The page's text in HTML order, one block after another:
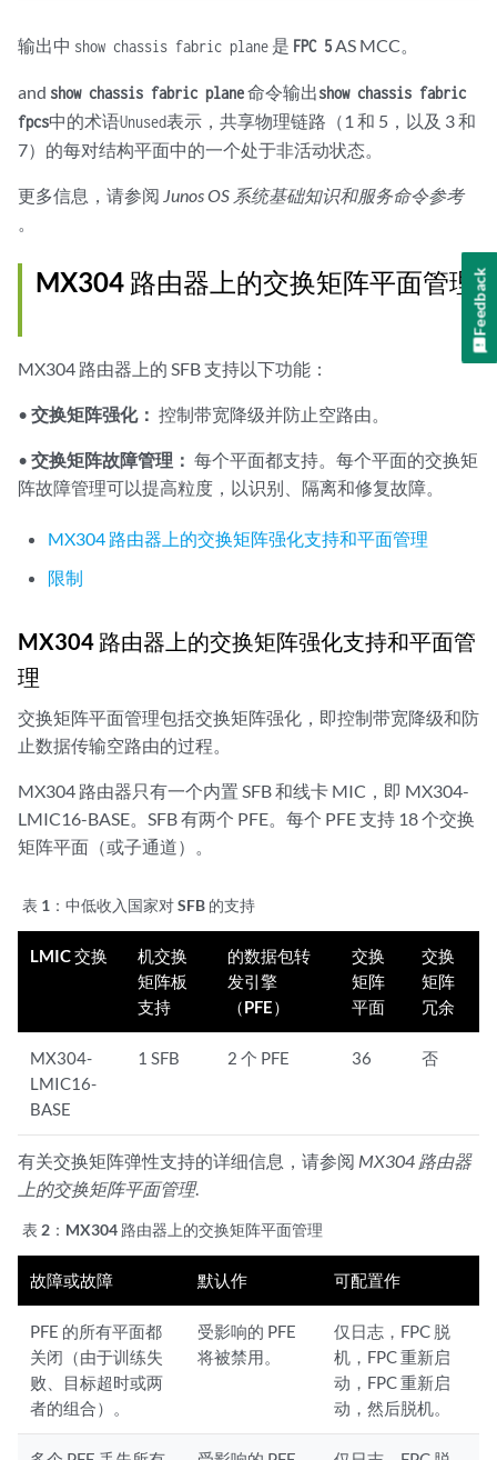
      Plane 5: Unused
          PFE 0 :Links ok
          PFE 0 :Links ok
          PFE 2 :Links ok
      FPC 5
          PFE 0 :Links ok
Plane 2
  Plane state: ACTIVE
      FPC 4
          PFE 0 :Links ok
Plane 3
  Plane state: ACTIVE
      FPC 2
          PFE 0 :Links ok
      FPC 4
          PFE 0 :Links ok
          PFE 2 :Links ok
      FPC 5
  Plane state: ACTIVE
      FPC 2
      FPC 4
          PFE 0 :Links ok
      FPC 5
          PFE 0 :Links ok
Plane 5
          PFE 0 :Links ok
          PFE 0 :Links ok
          PFE 2 :Links ok
Plane 6
  Plane state: ACTIVE
      FPC 2
          PFE 0 :Links ok
      FPC 4
          PFE 0 :Links ok
      FPC 5
          PFE 0 :Links ok
Plane 7
  Plane state: ACTIVE
      FPC 2
          PFE 0 :Links ok
      FPC 4
          PFE 0 :Links ok
          PFE 2 :Links ok
      FPC 5
输出中 show chassis fabric plane 是 FPC 5 AS MCC。
and show chassis fabric plane命令输出show chassis fabric
fpcs中的术语Unused表示，共享物理链路（1 和 5，以及 3 和
7）的每对结构平面中的一个处于非活动状态。
更多信息，请参阅 Junos OS 系统基础知识和服务命令参考
MX304 路由器上的交换矩阵平面管理
MX304 路由器上的 SFB 支持以下功能：
• 交换矩阵强化： 控制带宽降级并防止空路由。
• 交换矩阵故障管理： 每个平面都支持。每个平面的交换矩
阵故障管理可以提高粒度，以识别、隔离和修复故障。
MX304 路由器上的交换矩阵强化支持和平面管理
限制
MX304 路由器上的交换矩阵强化支持和平面管
理
交换矩阵平面管理包括交换矩阵强化，即控制带宽降级和防
止数据传输空路由的过程。
MX304 路由器只有一个内置 SFB 和线卡 MIC，即 MX304-
LMIC16-BASE。SFB 有两个 PFE。每个 PFE 支持 18 个交换
矩阵平面（或子通道）。
表 1： 中低收入国家对 SFB 的支持
LMIC 交换
机交换
矩阵板
支持
的数据包转
发引擎
（PFE）
交换
矩阵
平面
交换
矩阵
冗余
MX304-
LMIC16-
BASE
1 SFB 2 个 PFE 36 否
有关交换矩阵弹性支持的详细信息，请参阅 MX304 路由器
上的交换矩阵平面管理.
表 2： MX304 路由器上的交换矩阵平面管理
故障或故障 默认作 可配置作
PFE 的所有平面都
关闭（由于训练失
败、目标超时或两
者的组合）。
受影响的 PFE
将被禁用。
仅日志，FPC 脱
机，FPC 重新启
动，FPC 重新启
动，然后脱机。
Feedback